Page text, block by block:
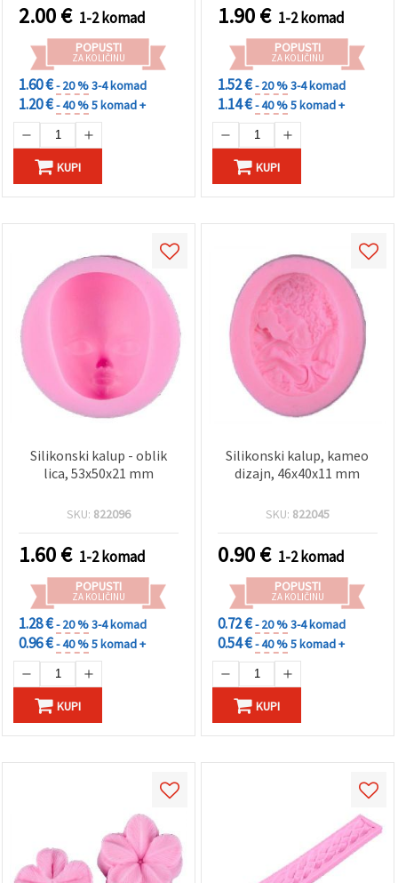
2.00€ 1-2 komad
POPUSTI
ZA KOLIČINU
1.60 €- 20 %3-4 komad
1.20 €- 40 %5 komad +
KUPI
1.90€ 1-2 komad
POPUSTI
ZA KOLIČINU
1.52 €- 20 %3-4 komad
1.14 €- 40 %5 komad +
KUPI
Silikonski kalup - oblik
lica, 53x50x21 mm
SKU: 822096
1.60€ 1-2 komad
POPUSTI
ZA KOLIČINU
1.28 €- 20 %3-4 komad
0.96 €- 40 %5 komad +
KUPI
Silikonski kalup, kameo
dizajn, 46x40x11 mm
SKU: 822045
0.90€ 1-2 komad
POPUSTI
ZA KOLIČINU
0.72 €- 20 %3-4 komad
0.54 €- 40 %5 komad +
KUPI